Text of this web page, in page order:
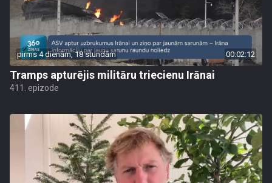
pirms 4 dienām, 18 stundām 00:02:12
Tramps apturējis militāru triecienu Irānai
411. epizode